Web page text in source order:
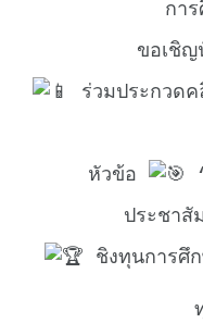
กา
ขอเชิญ
ร่วมประกวด
หัวข้อ
ประชาสั
ชิงทุนการ